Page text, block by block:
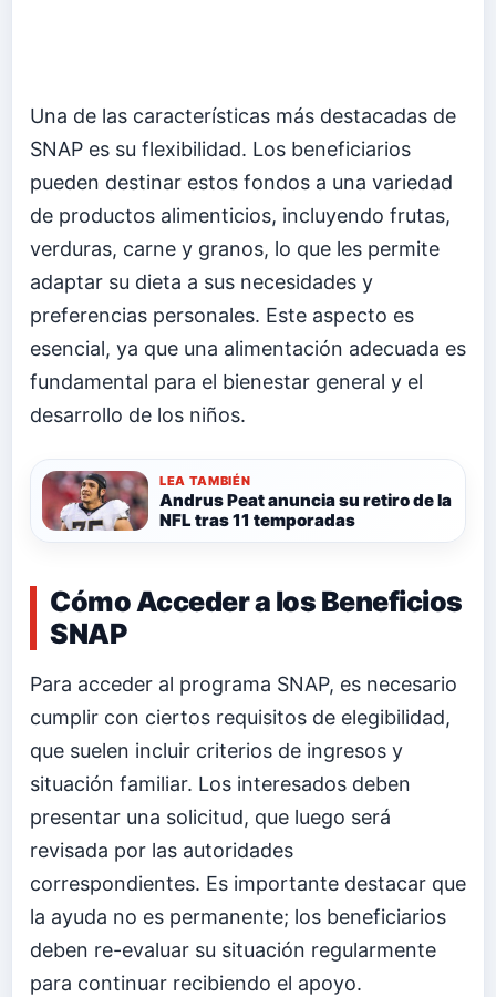
Una de las características más destacadas de
SNAP es su flexibilidad. Los beneficiarios
pueden destinar estos fondos a una variedad
de productos alimenticios, incluyendo frutas,
verduras, carne y granos, lo que les permite
adaptar su dieta a sus necesidades y
preferencias personales. Este aspecto es
esencial, ya que una alimentación adecuada es
fundamental para el bienestar general y el
desarrollo de los niños.
LEA TAMBIÉN
Andrus Peat anuncia su retiro de la
NFL tras 11 temporadas
Cómo Acceder a los Beneficios
SNAP
Para acceder al programa SNAP, es necesario
cumplir con ciertos requisitos de elegibilidad,
que suelen incluir criterios de ingresos y
situación familiar. Los interesados deben
presentar una solicitud, que luego será
revisada por las autoridades
correspondientes. Es importante destacar que
la ayuda no es permanente; los beneficiarios
deben re-evaluar su situación regularmente
para continuar recibiendo el apoyo.